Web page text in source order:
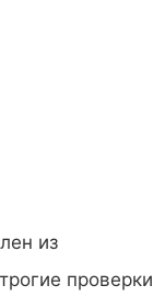
из
проверки